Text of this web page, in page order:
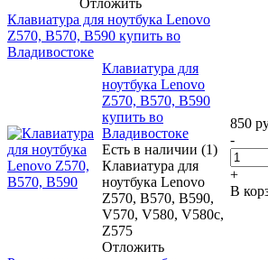
Клавиатура для ноутбука Lenovo
Z570, B570, B590 купить во
Владивостоке
Клавиатура для
ноутбука Lenovo
Z570, B570, B590
купить во
Владивостоке
Есть в наличии (1)
Клавиатура для
ноутбука Lenovo
Z570, B570, B590,
V570, V580, V580c,
Z575
Отложить
850
-
+
В